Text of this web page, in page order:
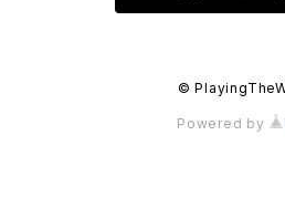
©
Powered by